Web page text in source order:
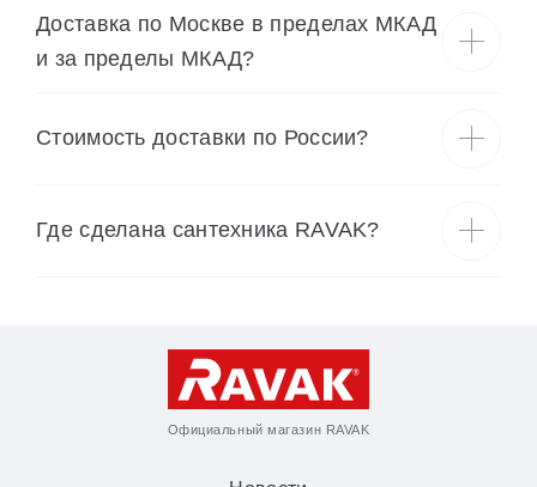
Доставка по Москве в пределах МКАД
и за пределы МКАД?
Cтоимость доставки по России?
Где сделана сантехника RAVAK?
Официальный магазин RAVAK